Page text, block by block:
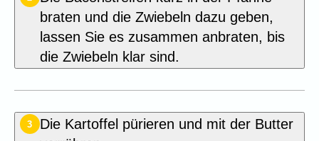
braten und die Zwiebeln dazu geben,
lassen Sie es zusammen anbraten, bis
die Zwiebeln klar sind.
3
Die Kartoffel pürieren und mit der Butter